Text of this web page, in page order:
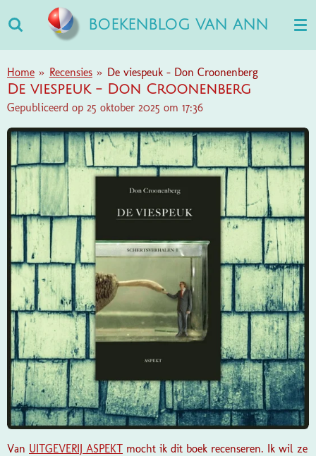
direct
naar
de
hoofdinhoud
BOEKENBLOG VAN ANN
Home » Recensies » De viespeuk - Don Croonenberg
De viespeuk - Don Croonenberg
Gepubliceerd op 25 oktober 2025 om 17:36
Van UITGEVERIJ ASPEKT mocht ik dit boek recenseren. Ik wil ze